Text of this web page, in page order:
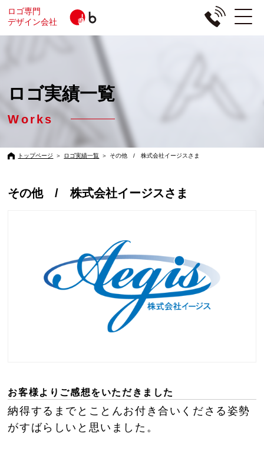
ロゴ専門
デザイン会社
ロゴ実績一覧
Works
トップページ ＞ ロゴ実績一覧 ＞ その他 / 株式会社イージスさま
その他 / 株式会社イージスさま
お客様よりご感想をいただきました
納得するまでとことんお付き合いくださる姿勢
がすばらしいと思いました。